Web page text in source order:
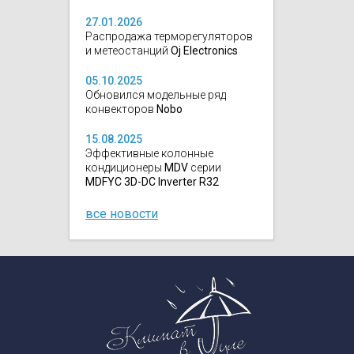
27.01.2026
Распродажа терморегуляторов
и метеостанций Oj Electronics
05.10.2025
Обновился модельные ряд
конвекторов Nobo
15.08.2025
Эффективные колонные
кондиционеры MDV серии
MDFYC 3D-DC Inverter R32
все новости